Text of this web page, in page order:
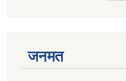
जनमत